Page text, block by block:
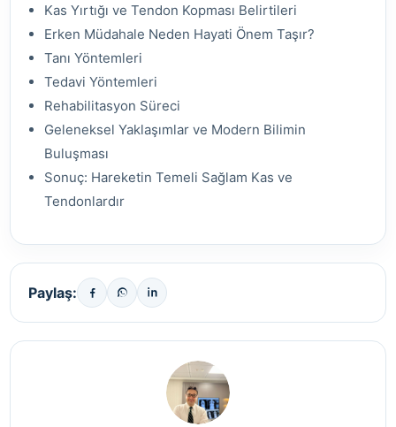
Kas Yırtığı ve Tendon Kopması Belirtileri
Erken Müdahale Neden Hayati Önem Taşır?
Tanı Yöntemleri
Tedavi Yöntemleri
Rehabilitasyon Süreci
Geleneksel Yaklaşımlar ve Modern Bilimin
Buluşması
Sonuç: Hareketin Temeli Sağlam Kas ve
Tendonlardır
Paylaş: